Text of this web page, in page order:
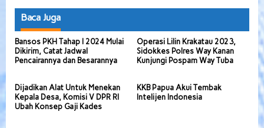
Baca Juga
Bansos PKH Tahap I 2024 Mulai
Dikirim, Catat Jadwal
Pencairannya dan Besarannya
Operasi Lilin Krakatau 2023,
Sidokkes Polres Way Kanan
Kunjungi Pospam Way Tuba
Dijadikan Alat Untuk Menekan
Kepala Desa, Komisi V DPR RI
Ubah Konsep Gaji Kades
KKB Papua Akui Tembak
Intelijen Indonesia